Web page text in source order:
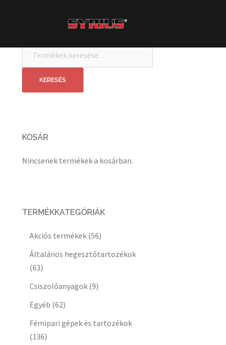
Keresés
következőre:
KERESÉS
KOSÁR
Nincsenek termékek a kosárban.
TERMÉKKATEGÓRIÁK
Akciós termékek (56)
Általános hegesztőtartozékok
(63)
Csiszolóanyagok (9)
Egyéb (62)
Fémipari gépek és tartozékok
(136)